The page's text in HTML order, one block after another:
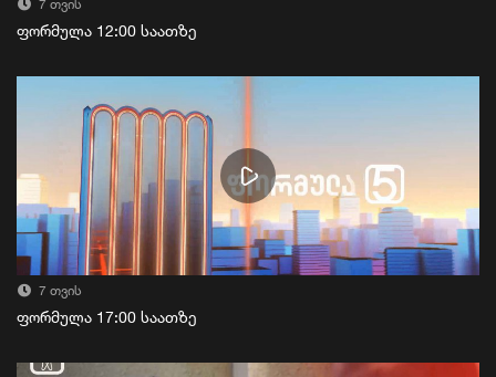
7 თვის
ფორმულა 12:00 საათზე
7 თვის
ფორმულა 17:00 საათზე